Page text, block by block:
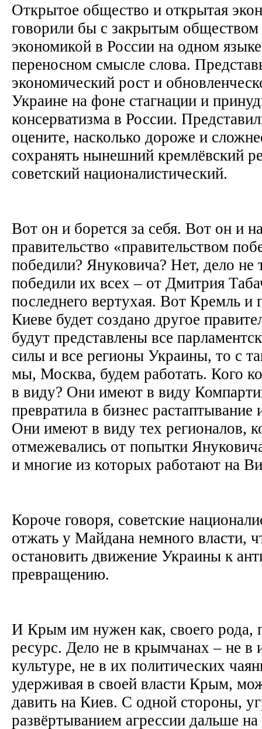
Открытое общество и открытая
говорили бы с закрытым обществом
экономикой в России на одном
переносном смысле слова.
экономический рост и
Украине на фоне стагнации и
консерватизма в России.
оцените, насколько дороже и
сохранять нынешний кремлёвский
советский националистический.
Вот он и борется за себя. Вот он и
правительство «правительством
победили? Януковича? Нет, дело
победили их всех – от Дмитрия
последнего вертухая. Вот Кремль и
Киеве будет создано другое
будут представлены все
силы и все регионы Украины, то с
мы, Москва, будем работать. Кого
в виду? Они имеют в виду
превратила в бизнес
Они имеют в виду тех регионалов,
отмежевались от попытки
и многие из которых работают на
Короче говоря, советские
отжать у Майдана немного власти,
остановить движение Украины к
превращению.
И Крым им нужен как, своего рода,
ресурс. Дело не в крымчанах – не в
культуре, не в их политических
удерживая в своей власти Крым,
давить на Киев. С одной стороны,
развёртыванием агрессии дальше